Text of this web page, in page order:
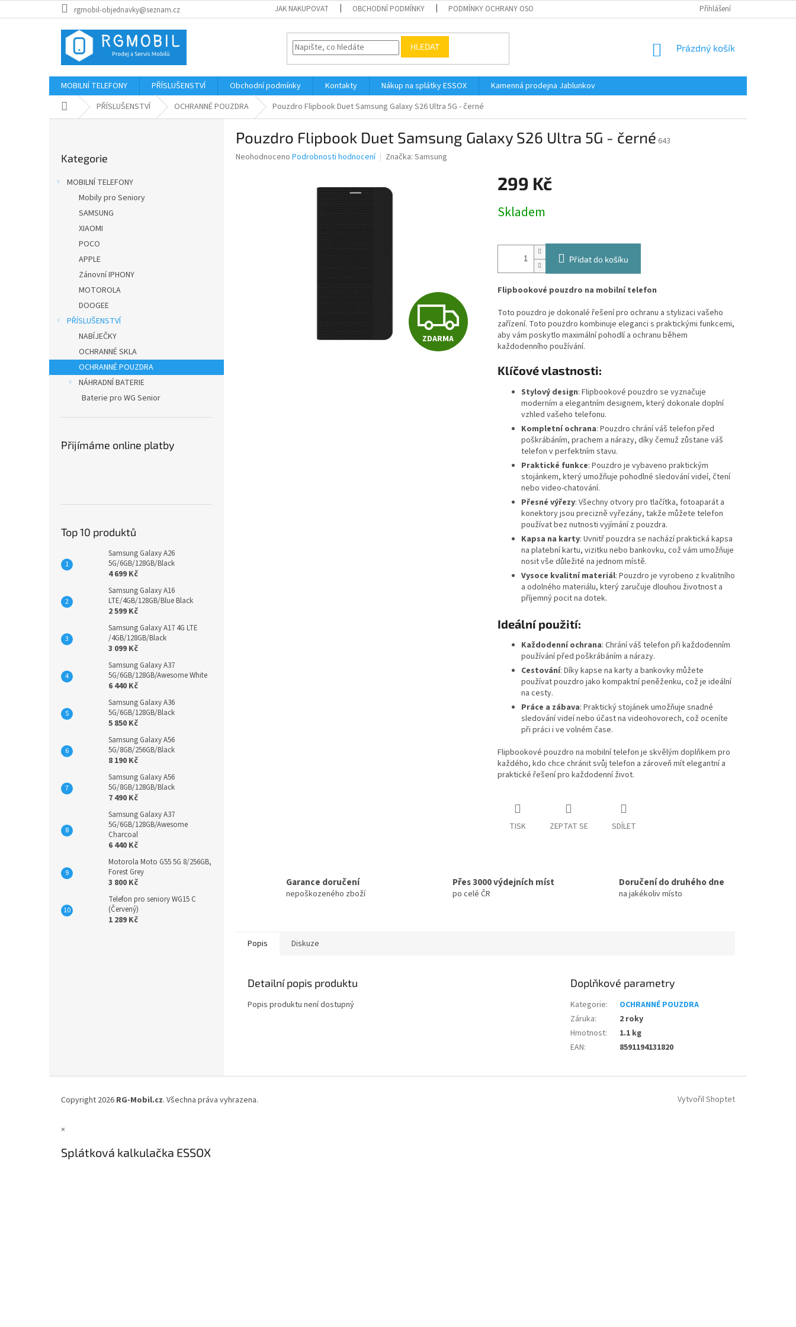
na
rgmobil-objednavky@seznam.cz JAK NAKUPOVAT OBCHODNÍ PODMÍNKY PODMÍNKY OCHRANY OSOBNÍCH ÚDAJŮ Přihlášení
HLEDAT
NÁKUPNÍ
Prázdný košík
MOBILNÍ TELEFONY PŘÍSLUŠENSTVÍ Obchodní podmínky Kontakty Nákup na splátky ESSOX
Kamenná prodejna Jablunkov
Domů PŘÍSLUŠENSTVÍ OCHRANNÉ POUZDRA Pouzdro Flipbook Duet Samsung Galaxy S26 Ultra 5G - černé
kategorie
Kategorie
MOBILNÍ TELEFONY
Mobily pro Seniory
SAMSUNG
XIAOMI
POCO
APPLE
Zánovní IPHONY
MOTOROLA
DOOGEE
PŘÍSLUŠENSTVÍ
NABÍJEČKY
OCHRANNÉ SKLA
OCHRANNÉ POUZDRA
NÁHRADNÍ BATERIE
Baterie pro WG Senior
Přijímáme online platby
Top 10 produktů
Samsung Galaxy A26
5G/6GB/128GB/Black
4 699 Kč
Samsung Galaxy A16
LTE/4GB/128GB/Blue Black
2 599 Kč
Samsung Galaxy A17 4G LTE
/4GB/128GB/Black
3 099 Kč
Samsung Galaxy A37
5G/6GB/128GB/Awesome White
6 440 Kč
Samsung Galaxy A36
5G/6GB/128GB/Black
5 850 Kč
Samsung Galaxy A56
5G/8GB/256GB/Black
8 190 Kč
Samsung Galaxy A56
5G/8GB/128GB/Black
7 490 Kč
Samsung Galaxy A37
5G/6GB/128GB/Awesome
Charcoal
6 440 Kč
Motorola Moto G55 5G 8/256GB,
Forest Grey
3 800 Kč
Telefon pro seniory WG15 C
(Červený)
1 289 Kč
Pouzdro Flipbook Duet Samsung Galaxy S26 Ultra 5G - černé 643
Průměrné
Neohodnoceno Podrobnosti hodnocení Značka: Samsung
Z
D
ZDARMA
299 Kč
cena:
Skladem
Přidat do košíku
Flipbookové pouzdro na mobilní telefon
Toto pouzdro je dokonalé řešení pro ochranu a stylizaci vašeho
zařízení. Toto pouzdro kombinuje eleganci s praktickými funkcemi,
aby vám poskytlo maximální pohodlí a ochranu během
každodenního používání.
Klíčové vlastnosti:
Stylový design: Flipbookové pouzdro se vyznačuje
moderním a elegantním designem, který dokonale doplní
vzhled vašeho telefonu.
Kompletní ochrana: Pouzdro chrání váš telefon před
poškrábáním, prachem a nárazy, díky čemuž zůstane váš
telefon v perfektním stavu.
Praktické funkce: Pouzdro je vybaveno praktickým
stojánkem, který umožňuje pohodlné sledování videí, čtení
nebo video-chatování.
Přesné výřezy: Všechny otvory pro tlačítka, fotoaparát a
konektory jsou precizně vyřezány, takže můžete telefon
používat bez nutnosti vyjímání z pouzdra.
Kapsa na karty: Uvnitř pouzdra se nachází praktická kapsa
na platební kartu, vizitku nebo bankovku, což vám umožňuje
nosit vše důležité na jednom místě.
Vysoce kvalitní materiál: Pouzdro je vyrobeno z kvalitního
a odolného materiálu, který zaručuje dlouhou životnost a
příjemný pocit na dotek.
Ideální použití:
Každodenní ochrana: Chrání váš telefon při každodenním
používání před poškrábáním a nárazy.
Cestování: Díky kapse na karty a bankovky můžete
používat pouzdro jako kompaktní peněženku, což je ideální
na cesty.
Práce a zábava: Praktický stojánek umožňuje snadné
sledování videí nebo účast na videohovorech, což oceníte
při práci i ve volném čase.
Flipbookové pouzdro na mobilní telefon je skvělým doplňkem pro
každého, kdo chce chránit svůj telefon a zároveň mít elegantní a
praktické řešení pro každodenní život.
TISK ZEPTAT SE SDÍLET
Garance doručení
nepoškozeného zboží
Přes 3000 výdejních míst
po celé ČR
Doručení do druhého dne
na jakékoliv místo
Popis Diskuze
Detailní popis produktu
Popis produktu není dostupný
Doplňkové parametry
Kategorie:
OCHRANNÉ POUZDRA
Záruka:
2 roky
Hmotnost:
1.1 kg
EAN: 8591194131820
Vytvořil Shoptet
Copyright 2026 RG-Mobil.cz. Všechna práva vyhrazena.
×
Splátková kalkulačka ESSOX